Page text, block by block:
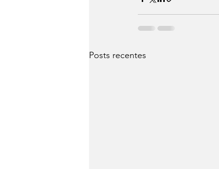
Posts recentes